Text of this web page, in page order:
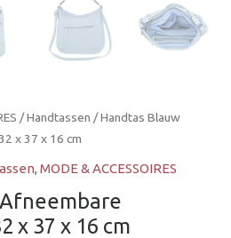
/Handtassen / Handtas Blauw
x 37 x 16 cm
, MODE & ACCESSOIRES
x 37 x 16 cm